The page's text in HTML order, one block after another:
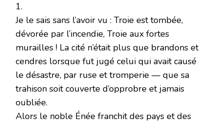
1.
Je le sais sans l’avoir vu : Troie est tombée,
dévorée par l’incendie, Troie aux fortes
murailles ! La cité n’était plus que brandons et
cendres lorsque fut jugé celui qui avait causé
le désastre, par ruse et tromperie — que sa
trahison soit couverte d’opprobre et jamais
oubliée.
Alors le noble Énée franchit des pays et des